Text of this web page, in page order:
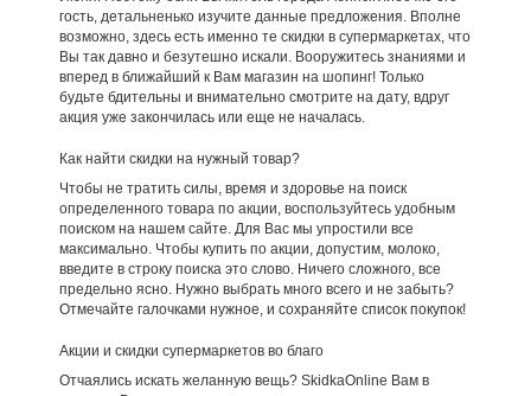
гость, детальненько изучите данные предложения. Вполне
возможно, здесь есть именно те скидки в супермаркетах, что
Вы так давно и безутешно искали. Вооружитесь знаниями и
вперед в ближайший к Вам магазин на шопинг! Только
будьте бдительны и внимательно смотрите на дату, вдруг
акция уже закончилась или еще не началась.
Как найти скидки на нужный товар?
Чтобы не тратить силы, время и здоровье на поиск
определенного товара по акции, воспользуйтесь удобным
поиском на нашем сайте. Для Вас мы упростили все
максимально. Чтобы купить по акции, допустим, молоко,
введите в строку поиска это слово. Ничего сложного, все
предельно ясно. Нужно выбрать много всего и не забыть?
Отмечайте галочками нужное, и сохраняйте список покупок!
Акции и скидки супермаркетов во благо
Отчаялись искать желанную вещь? SkidkaOnline Вам в